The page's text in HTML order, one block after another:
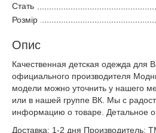
Стать
Розмір
Опис
Качественная детская одежда для
официального производителя
модели можно уточнить у нашего
или в нашей группе ВК. Мы с
информацию о товаре. Детальное
Доставка: 1-2 дня Производитель: